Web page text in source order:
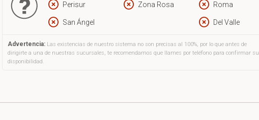
Perisur Zona Rosa Roma
San Ángel Del Valle
Advertencia: Las existencias de nuestro sistema no son precisas al 100%, por lo que antes de
dirigirte a una de nuestras sucursales, te recomendamos que llames por teléfono para confirmar su
disponibilidad.